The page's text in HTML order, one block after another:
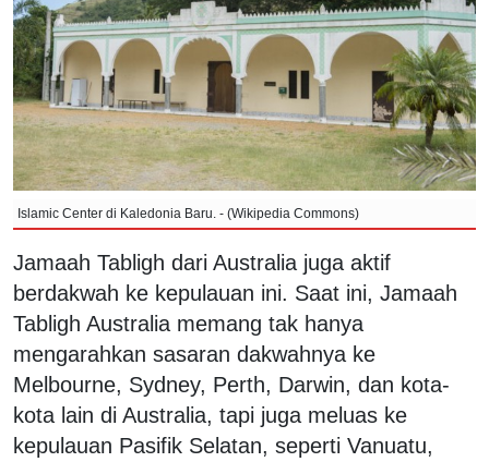
Islamic Center di Kaledonia Baru. - (Wikipedia Commons)
Jamaah Tabligh dari Australia juga aktif
berdakwah ke kepulauan ini. Saat ini, Jamaah
Tabligh Australia memang tak hanya
mengarahkan sasaran dakwahnya ke
Melbourne, Sydney, Perth, Darwin, dan kota-
kota lain di Australia, tapi juga meluas ke
kepulauan Pasifik Selatan, seperti Vanuatu,